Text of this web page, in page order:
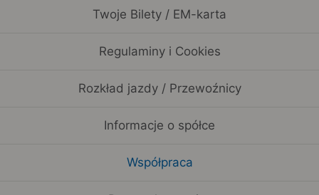
Twoje Bilety / EM-karta
Regulaminy i Cookies
Rozkład jazdy / Przewoźnicy
Informacje o spółce
Współpraca